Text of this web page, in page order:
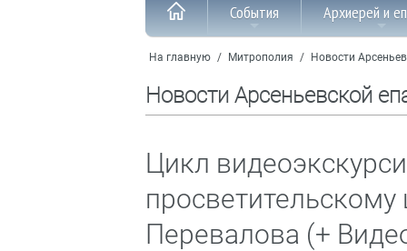
События Архиерей и
На главную / Митрополия / Новости
Новости Арсеньевской
Цикл
Перевалова (+